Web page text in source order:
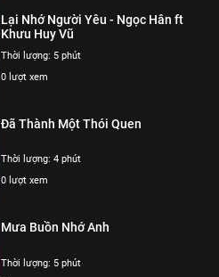
Lại Nhớ Người Yêu - Ngọc Hân ft
Khưu Huy Vũ
Thời lượng: 5 phút
0 lượt xem
Đã Thành Một Thói Quen
Thời lượng: 4 phút
0 lượt xem
Mưa Buồn Nhớ Anh
Thời lượng: 5 phút